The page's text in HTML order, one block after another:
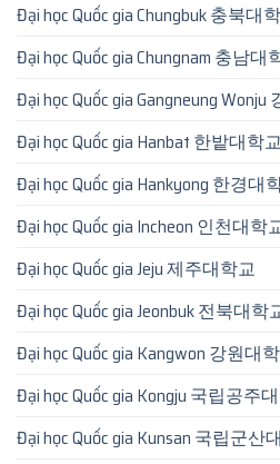
Đại học Quốc gia Chungbuk 충북대
Đại học Quốc gia Chungnam 충남대
Đại học Quốc gia Gangneung
Đại học Quốc gia Hanbat 한밭대학교
Đại học Quốc gia Hankyong 한경대
Đại học Quốc gia Incheon 인천대학
Đại học Quốc gia Jeju 제주대학교
Đại học Quốc gia Jeonbuk 전북대학
Đại học Quốc gia Kangwon 강원대
Đại học Quốc gia Kongju 국립공주
Đại học Quốc gia Kunsan 국립군산